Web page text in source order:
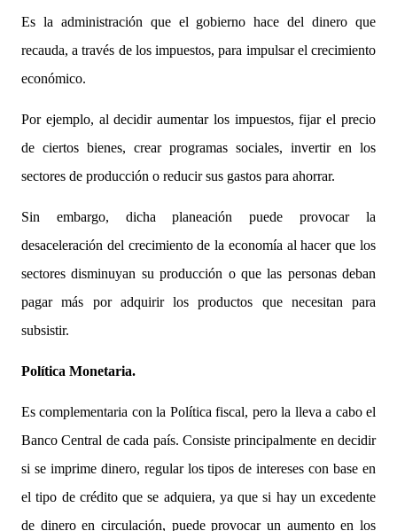
Es la administración que el gobierno hace del dinero que
recauda, a través de los impuestos, para impulsar el crecimiento
económico.
Por ejemplo, al decidir aumentar los impuestos, fijar el precio
de ciertos bienes, crear programas sociales, invertir en los
sectores de producción o reducir sus gastos para ahorrar.
Sin embargo, dicha planeación puede provocar la
desaceleración del crecimiento de la economía al hacer que los
sectores disminuyan su producción o que las personas deban
pagar más por adquirir los productos que necesitan para
subsistir.
Política Monetaria.
Es complementaria con la Política fiscal, pero la lleva a cabo el
Banco Central de cada país. Consiste principalmente en decidir
si se imprime dinero, regular los tipos de intereses con base en
el tipo de crédito que se adquiera, ya que si hay un excedente
de dinero en circulación, puede provocar un aumento en los